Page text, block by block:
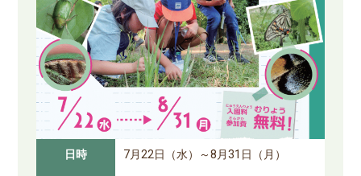
日時
7月22日（水）～8月31日（月）